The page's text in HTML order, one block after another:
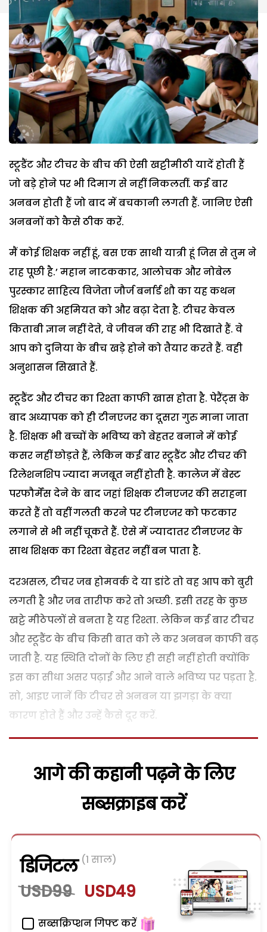
स्टूडैंट और टीचर के बीच की ऐसी खट्टीमीठी यादें होती हैं
जो बड़े होने पर भी दिमाग से नहीं निकलतीं. कई बार
अनबन होती हैं जो बाद में बचकानी लगती हैं. जानिए ऐसी
अनबनों को कैसे ठीक करें.
मैं कोई शिक्षक नहीं हूं, बस एक साथी यात्री हूं जिस से तुम ने
राह पूछी है.’ महान नाटककार, आलोचक और नोबेल
पुरस्कार साहित्य विजेता जौर्ज बर्नार्ड शौ का यह कथन
शिक्षक की अहमियत को और बढ़ा देता है. टीचर केवल
किताबी ज्ञान नहीं देते, वे जीवन की राह भी दिखाते हैं. वे
आप को दुनिया के बीच खड़े होने को तैयार करते हैं. वही
अनुशासन सिखाते हैं.
स्टूडैंट और टीचर का रिश्ता काफी खास होता है. पेरैंट्स के
बाद अध्यापक को ही टीनएजर का दूसरा गुरु माना जाता
है. शिक्षक भी बच्चों के भविष्य को बेहतर बनाने में कोई
कसर नहीं छोड़ते हैं, लेकिन कई बार स्टूडैंट और टीचर की
रिलेशनशिप ज्यादा मजबूत नहीं होती है. कालेज में बेस्ट
परफौर्मेंस देने के बाद जहां शिक्षक टीनएजर की सराहना
करते हैं तो वहीं गलती करने पर टीनएजर को फटकार
लगाने से भी नहीं चूकते हैं. ऐसे में ज्यादातर टीनएजर के
साथ शिक्षक का रिश्ता बेहतर नहीं बन पाता है.
दरअसल, टीचर जब होमवर्क दे या डांटे तो वह आप को बुरी
लगती है और जब तारीफ करे तो अच्छी. इसी तरह के कुछ
खट्टे मीठेपलों से बनता है यह रिश्ता. लेकिन कई बार टीचर
और स्टूडैंट के बीच किसी बात को ले कर अनबन काफी बढ़
जाती है. यह स्थिति दोनों के लिए ही सही नहीं होती क्योंकि
इस का सीधा असर पढ़ाई और आने वाले भविष्य पर पड़ता है.
सो, आइए जानें कि टीचर से अनबन या झगड़ा के क्या
कारण होते हैं और उन्हें कैसे दूर करें.
आगे की कहानी पढ़ने के लिए
सब्सक्राइब करें
डिजिटल (1 साल)
USD99 USD49
सब्सक्रिप्शन गिफ्ट करें